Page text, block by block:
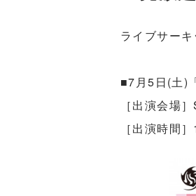
ライブサー
■7月5日(土)
［出演会場
［出演時間